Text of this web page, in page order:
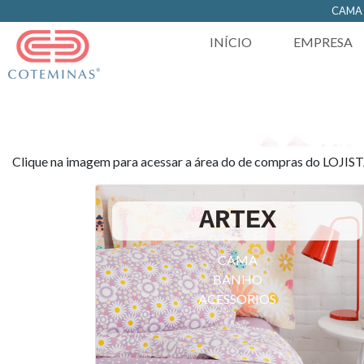
INÍCIO EMPRESA
Clique na imagem para acessar a área do de compras do
ARTEX
CAMA
BANHO
ACESSORIOS